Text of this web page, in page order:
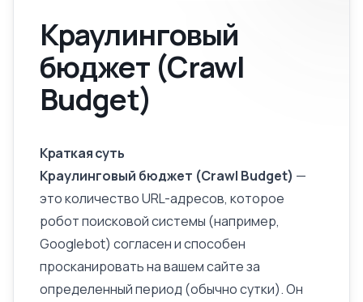
Краулинговый
бюджет (Crawl
Budget)
Краткая суть
Краулинговый бюджет (Crawl Budget) —
это количество URL-адресов, которое
робот поисковой системы (например,
Googlebot) согласен и способен
просканировать на вашем сайте за
определенный период (обычно сутки). Он